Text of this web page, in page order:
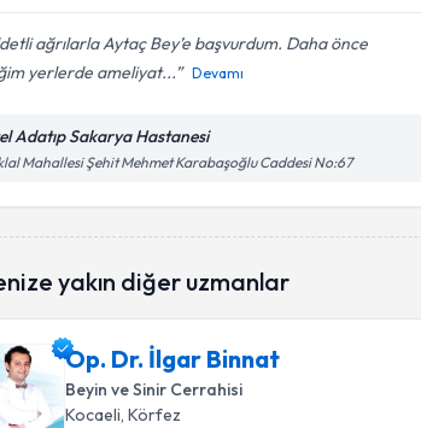
ağrılarla Aytaç Bey’e başvurdum. Daha önce
yerlerde ameliyat...
Devamı
Adatıp Sakarya Hastanesi
Mahallesi Şehit Mehmet Karabaşoğlu Caddesi No:67
yakın diğer uzmanlar
Op. Dr. İlgar Binnat
Beyin ve Sinir Cerrahisi
Kocaeli, Körfez